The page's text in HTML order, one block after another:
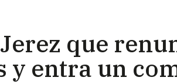
que
y entra un